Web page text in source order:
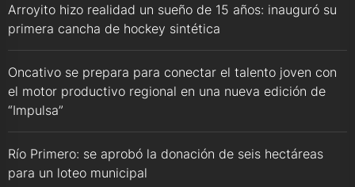
Arroyito hizo realidad un sueño de 15 años: inauguró su
primera cancha de hockey sintética
Oncativo se prepara para conectar el talento joven con
el motor productivo regional en una nueva edición de
“Impulsa”
Río Primero: se aprobó la donación de seis hectáreas
para un loteo municipal